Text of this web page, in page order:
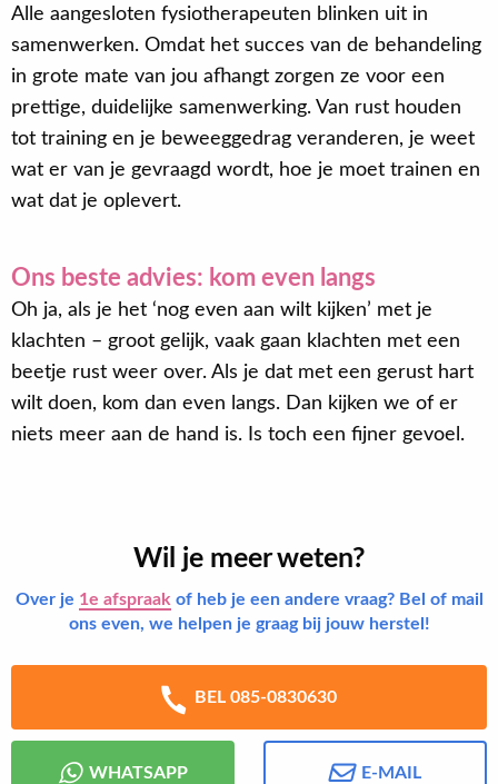
Alle aangesloten fysiotherapeuten blinken uit in
samenwerken. Omdat het succes van de behandeling
in grote mate van jou afhangt zorgen ze voor een
prettige, duidelijke samenwerking. Van rust houden
tot training en je beweeggedrag veranderen, je weet
wat er van je gevraagd wordt, hoe je moet trainen en
wat dat je oplevert.
Ons beste advies: kom even langs
Oh ja, als je het ‘nog even aan wilt kijken’ met je
klachten – groot gelijk, vaak gaan klachten met een
beetje rust weer over. Als je dat met een gerust hart
wilt doen, kom dan even langs. Dan kijken we of er
niets meer aan de hand is. Is toch een fijner gevoel.
Wil je meer weten?
Over je 1e afspraak of heb je een andere vraag? Bel of mail
ons even, we helpen je graag bij jouw herstel!
BEL 085-0830630
WHATSAPP E-MAIL